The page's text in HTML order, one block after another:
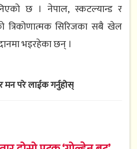
छ । नेपाल, स्कटल्यान्ड र
त्रिकोणात्मक सिरिजका सबै खेल
भइरहेका छन् ।
मन परे लाईक गर्नुहोस्